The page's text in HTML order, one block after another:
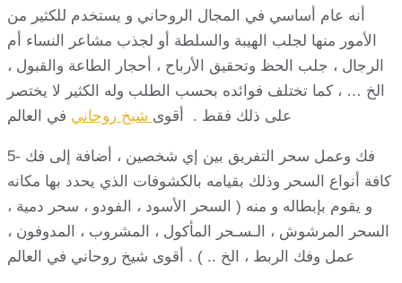
أنه عام أساسي في المجال الروحاني و يستخدم للكثير من
الأمور منها لجلب الهيبة والسلطة أو لجذب مشاعر النساء أم
الرجال ، جلب الحظ وتحقيق الأرباح ، أحجار الطاعة والقبول ،
الخ … ، كما تختلف فوائده بحسب الطلب وله الكثير لا يختصر
على ذلك فقط . أقوى شيخ روحاني في العالم
5- فك وعمل سحر التفريق بين إي شخصين ، أضافة إلى فك
كافة أنواع السحر وذلك بقيامه بالكشوفات الذي يحدد بها مكانه
و يقوم بإبطاله و منه ( السحر الأسود ، الفودو ، سحر دمية ،
السحر المرشوش ، الـسـحر المأكول ، المشروب ، المدوفون ،
عمل وفك الربط ، الخ .. ) . أقوى شيخ روحاني في العالم